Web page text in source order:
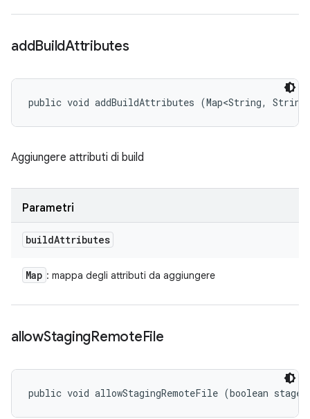
addBuildAttributes
public void addBuildAttributes (Map<String,
Aggiungere attributi di build
Parametri
buildAttributes
Map : mappa degli attributi da aggiungere
allowStagingRemoteFile
public void allowStagingRemoteFile (boolean